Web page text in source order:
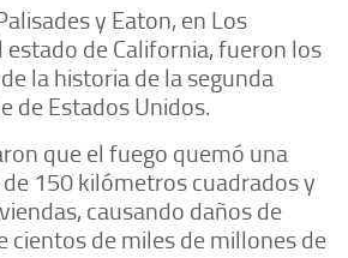
y Eaton, en Los
estado de California, fueron los
la historia de la segunda
de Estados Unidos.
que el fuego quemó una
150 kilómetros cuadrados y
causando daños de
cientos de miles de millones de